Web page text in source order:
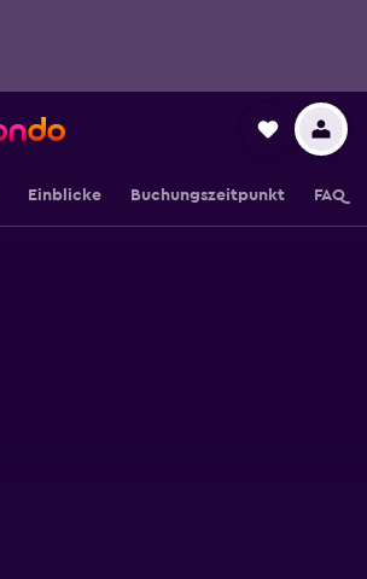
Einblicke Buchungszeitpunkt FAQ